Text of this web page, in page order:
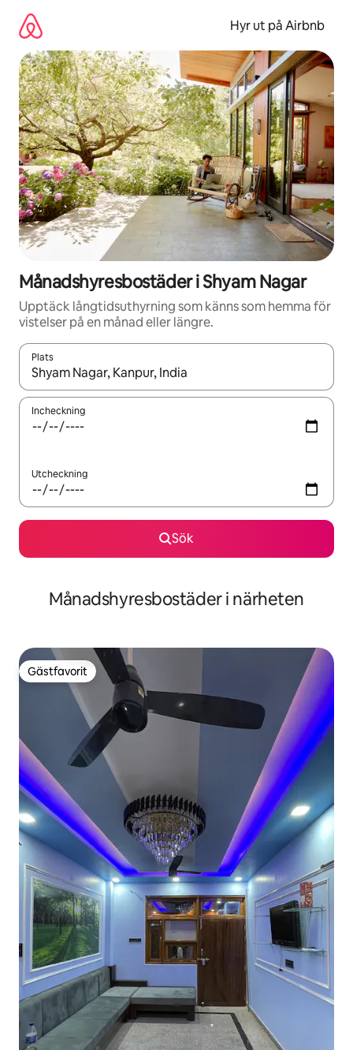
innehåll
Hyr ut på Airbnb
Månadshyresbostäder i Shyam Nagar
Upptäck långtidsuthyrning som känns som hemma för
vistelser på en månad eller längre.
Plats
När resultaten är tillgängliga kan du navigera med upp- och
Incheckning
Utcheckning
Sök
Månadshyresbostäder i närheten
Gästfavorit
Gästfavorit